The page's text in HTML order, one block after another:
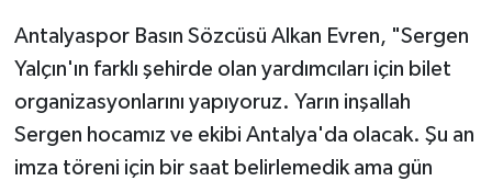
Antalyaspor Basın Sözcüsü Alkan Evren, "Sergen
Yalçın'ın farklı şehirde olan yardımcıları için bilet
organizasyonlarını yapıyoruz. Yarın inşallah
Sergen hocamız ve ekibi Antalya'da olacak. Şu an
imza töreni için bir saat belirlemedik ama gün